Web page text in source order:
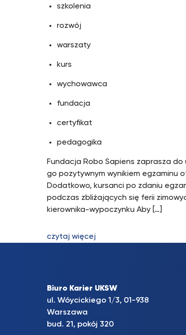
szkolenia
rozwój
warszaty
kurs
wychowawca
fundacja
certyfikat
pedagogika
Fundacja Robo Sapiens zaprasza
go pozytywnym wynikiem egzaminu
Dodatkowo, kursanci po zdaniu
podczas zbliżających się ferii
kierownika-wypoczynku Aby […]
czytaj więcej
Biuro Karier UKSW
ul. Wóycickiego 1/3, 01-938
Warszawa
bud. 21, pokój 320